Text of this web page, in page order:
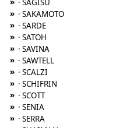
· SAGISU
» · SAKAMOTO
» · SARDE
» · SATOH
» · SAVINA
» · SAWTELL
» · SCALZI
» · SCHIFRIN
» · SCOTT
» · SENIA
» · SERRA